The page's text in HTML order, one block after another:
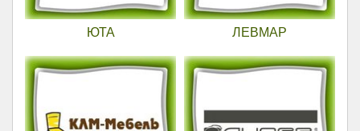
ЮТА ЛЕВМАР